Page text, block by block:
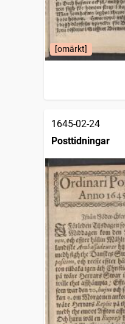
[omärkt]
1645-02-24
Posttidningar